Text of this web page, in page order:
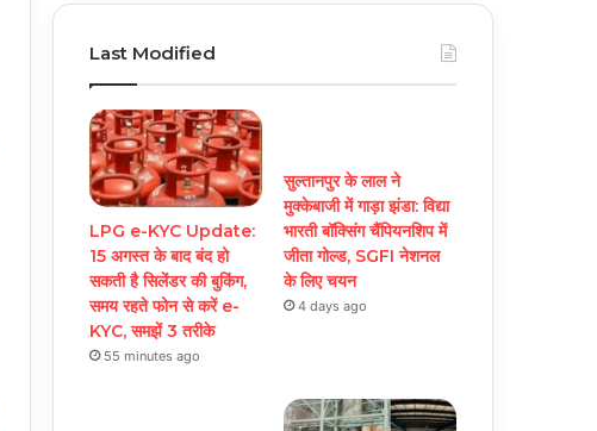
Last Modified
LPG e-KYC Update:
15 अगस्त के बाद बंद हो
सकती है सिलेंडर की बुकिंग,
समय रहते फोन से करें e-
KYC, समझें 3 तरीके
55 minutes ago
सुल्तानपुर के लाल ने
मुक्केबाजी में गाड़ा झंडा: विद्या
भारती बॉक्सिंग चैंपियनशिप में
जीता गोल्ड, SGFI नेशनल
के लिए चयन
4 days ago